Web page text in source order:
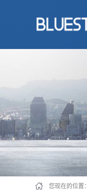
您现在的位置：